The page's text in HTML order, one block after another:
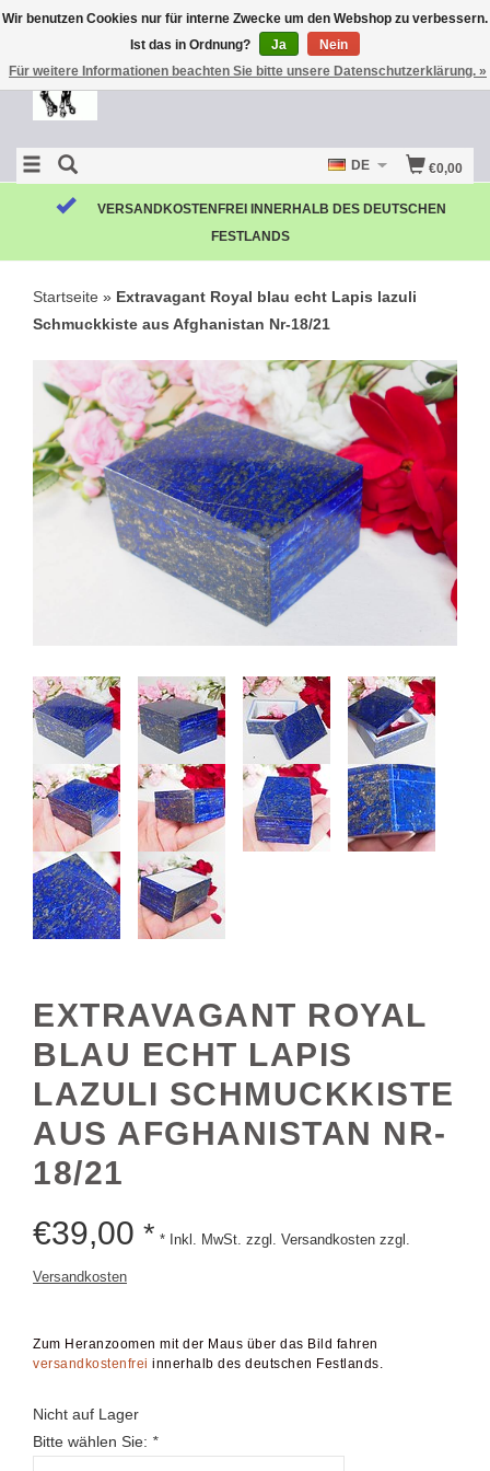
€0,00
DE
VERSANDKOSTENFREI INNERHALB DES DEUTSCHEN
FESTLANDS
Startseite » Extravagant Royal blau echt Lapis lazuli
Schmuckkiste aus Afghanistan Nr-18/21
EXTRAVAGANT ROYAL
BLAU ECHT LAPIS
LAZULI SCHMUCKKISTE
AUS AFGHANISTAN NR-
18/21
€39,00 * * Inkl. MwSt. zzgl. Versandkosten zzgl.
Versandkosten
Zum Heranzoomen mit der Maus über das Bild fahren
versandkostenfrei innerhalb des deutschen Festlands.
Nicht auf Lager
Bitte wählen Sie: *
Wir benutzen Cookies nur für interne Zwecke um den Webshop zu verbessern.
Ist das in Ordnung?
Ja
Nein
Für weitere Informationen beachten Sie bitte unsere Datenschutzerklärung. »